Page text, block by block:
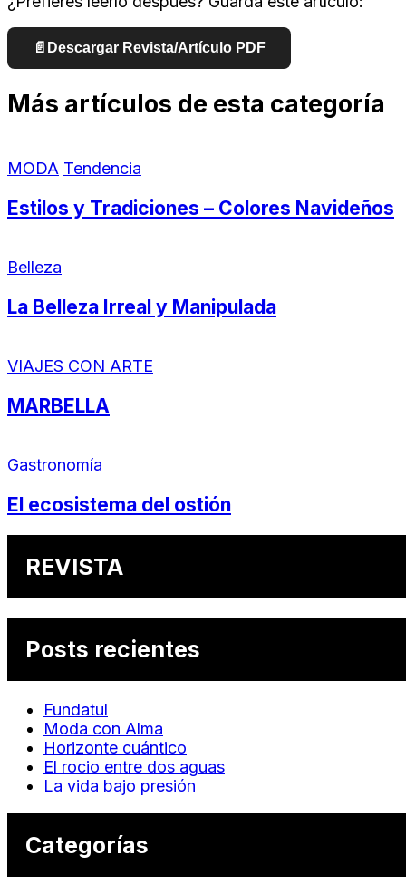
📄 Descargar Revista/Artículo PDF
Más artículos de esta categoría
MODA Tendencia
Estilos y Tradiciones – Colores Navideños
Belleza
La Belleza Irreal y Manipulada
VIAJES CON ARTE
MARBELLA
Gastronomía
El ecosistema del ostión
REVISTA
Posts recientes
Fundatul
Moda con Alma
Horizonte cuántico
El rocio entre dos aguas
La vida bajo presión
Categorías